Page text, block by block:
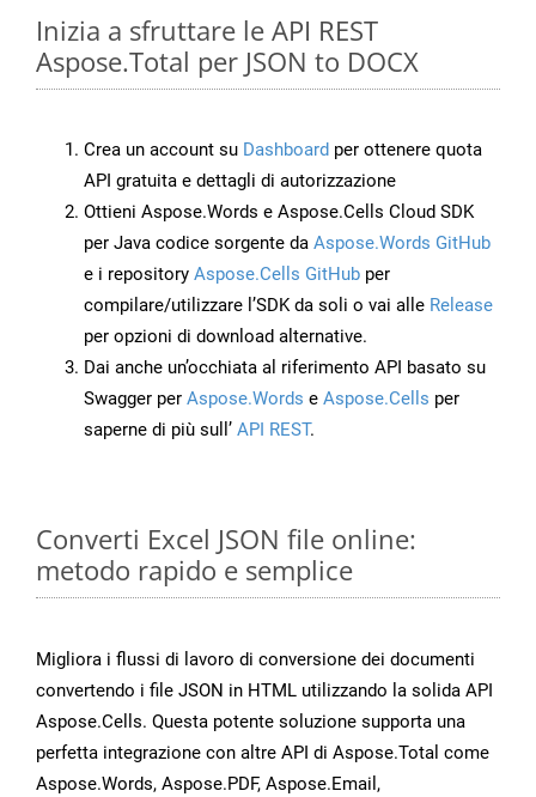
Inizia a sfruttare le API REST
Aspose.Total per JSON to DOCX
Crea un account su Dashboard per ottenere quota
API gratuita e dettagli di autorizzazione
Ottieni Aspose.Words e Aspose.Cells Cloud SDK
per Java codice sorgente da Aspose.Words GitHub
e i repository Aspose.Cells GitHub per
compilare/utilizzare l’SDK da soli o vai alle Release
per opzioni di download alternative.
Dai anche un’occhiata al riferimento API basato su
Swagger per Aspose.Words e Aspose.Cells per
saperne di più sull’ API REST.
Converti Excel JSON file online:
metodo rapido e semplice
Migliora i flussi di lavoro di conversione dei documenti
convertendo i file JSON in HTML utilizzando la solida API
Aspose.Cells. Questa potente soluzione supporta una
perfetta integrazione con altre API di Aspose.Total come
Aspose.Words, Aspose.PDF, Aspose.Email,